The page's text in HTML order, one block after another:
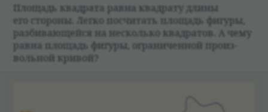
Площадь квад­рата равна квад­рату длины
его сто­роны. Легко посчи­тать площадь фигуры,
раз­би­вающейся на несколько квад­ра­тов. А чему
равна площадь фигуры, огра­ни­чен­ной про­из­
воль­ной кри­вой?